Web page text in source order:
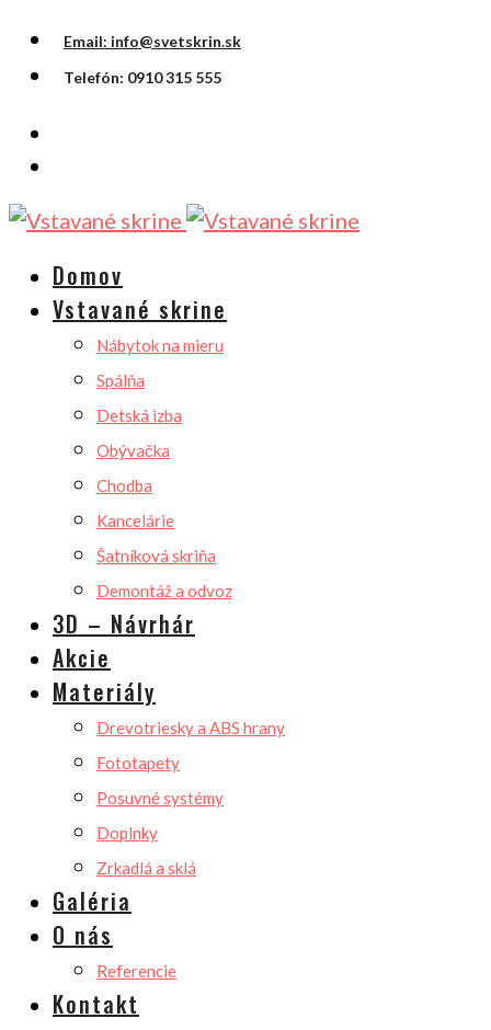
Email: info@svetskrin.sk
Telefón: 0910 315 555
Domov
Vstavané skrine
Nábytok na mieru
Spálňa
Detská izba
Obývačka
Chodba
Kancelárie
Šatníková skriňa
Demontáž a odvoz
3D – Návrhár
Akcie
Materiály
Drevotriesky a ABS hrany
Fototapety
Posuvné systémy
Doplnky
Zrkadlá a sklá
Galéria
O nás
Referencie
Kontakt